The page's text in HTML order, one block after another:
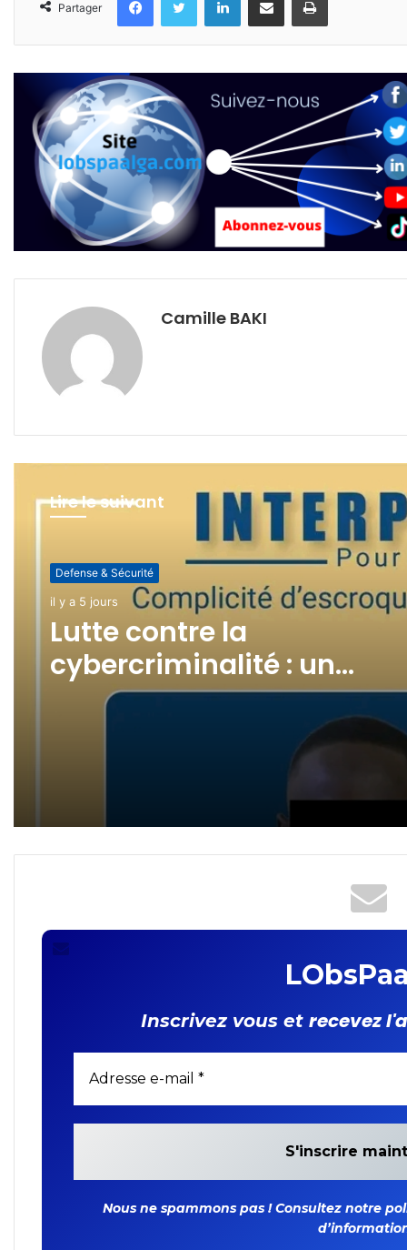
Partager
Camille BAKI
Lire le suivant
Defense & Sécurité
il y a 5 jours
cybercriminalité : un
revendeur de cartes SIM
interpellé !
Defense & Sécurité
il y a 1 semaine
(pas de titre)
Inscrivez vous et recevez
Nous ne spammons pas ! Consultez notre